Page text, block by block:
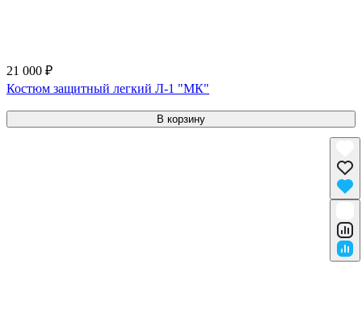
21 000 ₽
Костюм защитный легкий Л-1 "МК"
В корзину